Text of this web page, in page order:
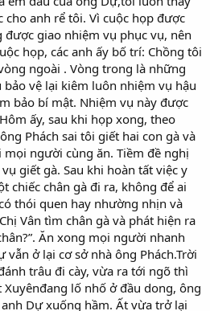
cho anh rể tôi. Vì cuộc họp được
giao nhiệm vụ phục vụ, nên
họp, các anh ấy bố trí: Chồng tôi
ngoài . Vòng trong là những
vệ lại kiêm luôn nhiệm vụ hậu
bảo bí mật. Nhiệm vụ này được
ấy, sau khi họp xong, theo
Phách sai tôi giết hai con gà và
người cùng ăn. Tiềm đề nghị
giết gà. Sau khi hoàn tất việc y
chiếc chân gà đi ra, không để ai
thói quen hay nhường nhịn và
Vân tìm chân gà và phát hiện ra
Ăn xong mọi người nhanh
vẫn ở lại cơ sở nhà ông Phách.Trời
trâu đi cày, vừa ra tới ngõ thì
lố nhố ở đầu dong, ông
Dự xuống hầm. Ất vừa trở lại